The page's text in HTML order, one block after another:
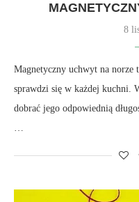
8
Magnetyczny uchwyt na norze
sprawdzi się w każdej kuchni.
dobrać jego odpowiednią
…